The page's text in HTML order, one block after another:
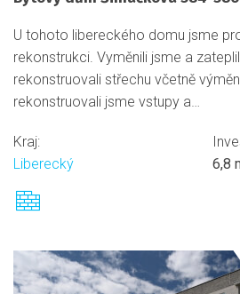
U tohoto libereckého domu jsme
rekonstrukci. Vyměnili jsme a
rekonstruovali střechu včetně
rekonstruovali jsme vstupy a…
Kraj:
Liberecký
6,8